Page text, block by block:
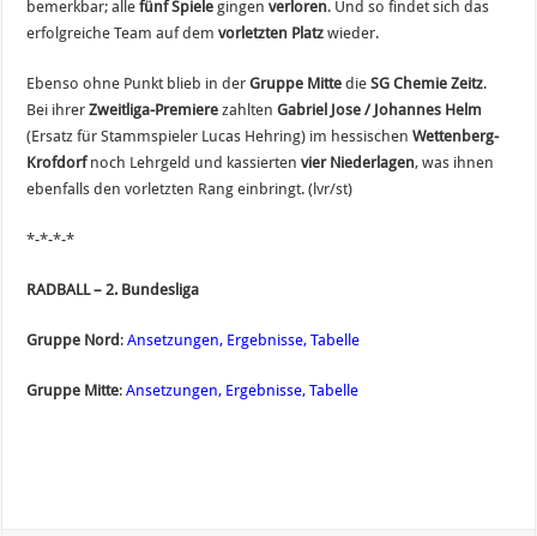
bemerkbar; allefünf Spiele gingenverloren. Und so findet sich das
erfolgreiche Team auf demvorletzten Platz wieder.
Ebenso ohne Punkt blieb in der Gruppe Mitte dieSG Chemie Zeitz.
Bei ihrerZweitliga-Premiere zahltenGabriel Jose / Johannes Helm
(Ersatz für Stammspieler Lucas Hehring) im hessischenWettenberg-
Krofdorfnoch Lehrgeld und kassiertenvier Niederlagen, was ihnen
ebenfalls den vorletzten Rang einbringt. (lvr/st)
*-*-*-*
RADBALL – 2. Bundesliga
Gruppe Nord :Ansetzungen, Ergebnisse, Tabelle
Gruppe Mitte:Ansetzungen, Ergebnisse, Tabelle